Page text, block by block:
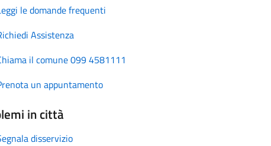
le domande frequenti
Assistenza
il comune 099 4581111
un appuntamento
in città
disservizio